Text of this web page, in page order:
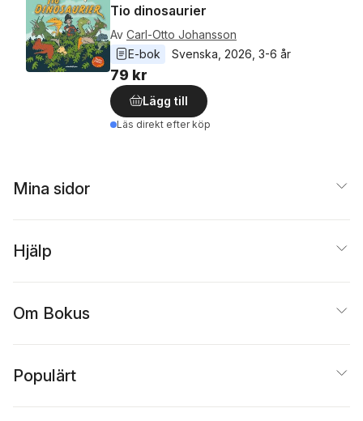
Tio dinosaurier
Av Carl-Otto Johansson
E-bok
Svenska 2026 3-6 år
79 kr
Lägg till
Läs direkt efter köp
Mina sidor
Hjälp
Om Bokus
Populärt